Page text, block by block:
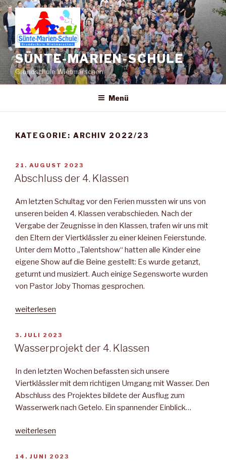
Zum
Inhalt
springen
SÜNTE-MARIEN-SCHULE
Grundschule Wietmarschen
Menü
KATEGORIE: ARCHIV 2022/23
VERÖFFENTLICHT
AM
21. AUGUST 2023
Abschluss der 4. Klassen
Am letzten Schultag vor den Ferien mussten wir uns von
unseren beiden 4. Klassen verabschieden. Nach der
Vergabe der Zeugnisse in den Klassen, trafen wir uns mit
den Eltern der Viertklässler zu einer kleinen Feierstunde.
Unter dem Motto „Talentshow“ hatten alle Kinder eine
eigene Show auf die Beine gestellt: Es wurde getanzt,
geturnt und musiziert. Auch einige Segensworte wurden
von Pastor Joby Thomas gesprochen.
„Abschluss
4.
Klassen“
weiterlesen
VERÖFFENTLICHT
AM
3. JULI 2023
Wasserprojekt der 4. Klassen
In den letzten Wochen befassten sich unsere
Viertklässler mit dem richtigen Umgang mit Wasser. Den
Abschluss des Projektes bildete der Ausflug zum
Wasserwerk nach Getelo. Ein spannender Einblick…
„Wasserprojekt
4.
weiterlesen
VERÖFFENTLICHT
14. JUNI 2023